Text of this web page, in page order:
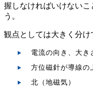
握しなければいけない
う。
観点としては大きく分け
電流の向き、大き
方位磁針が導線の
北（地磁気）